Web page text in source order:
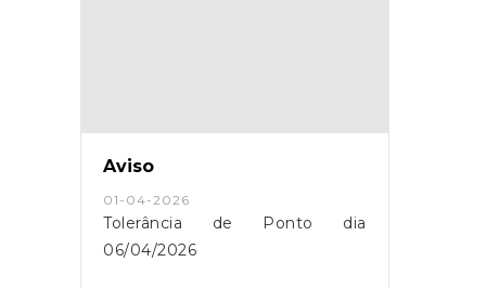
Aviso
01-04-2026
Tolerância de Ponto dia
06/04/2026